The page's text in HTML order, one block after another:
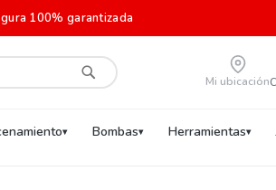
100% garantizada
Mi ubicación
Bombas Herramientas